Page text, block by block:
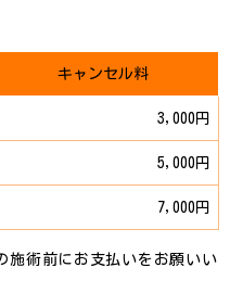
キャンセル料
3,000円
5,000円
7,000円
術前にお支払いをお願いい